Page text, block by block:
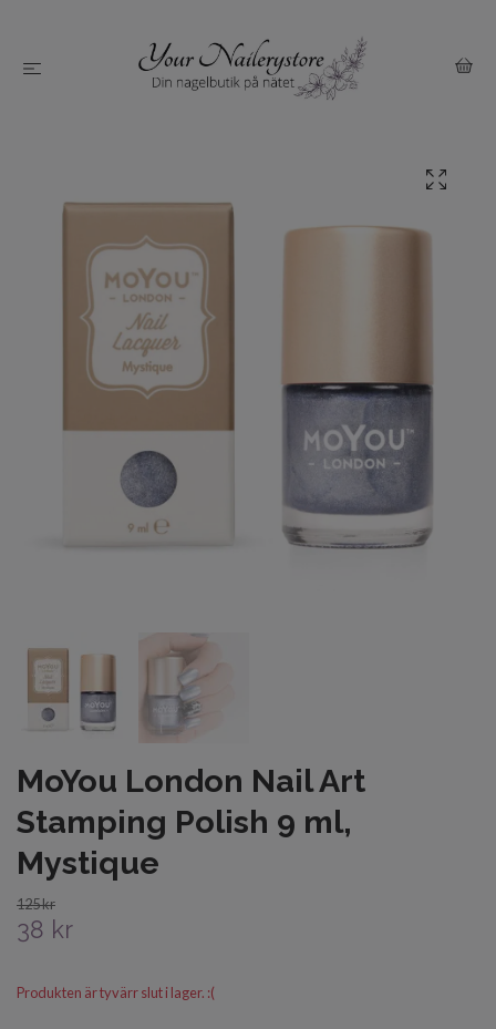
MoYou London Nail Art
Stamping Polish 9 ml,
Mystique
125 kr
38 kr
Produkten är tyvärr slut i lager. :(